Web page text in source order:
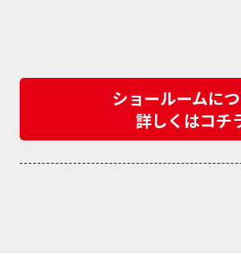
ショールームに
詳しくはコチ